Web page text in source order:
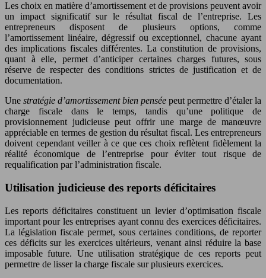
Les choix en matière d’amortissement et de provisions peuvent avoir
un impact significatif sur le résultat fiscal de l’entreprise. Les
entrepreneurs disposent de plusieurs options, comme
l’amortissement linéaire, dégressif ou exceptionnel, chacune ayant
des implications fiscales différentes. La constitution de provisions,
quant à elle, permet d’anticiper certaines charges futures, sous
réserve de respecter des conditions strictes de justification et de
documentation.
Une stratégie d’amortissement bien pensée peut permettre d’étaler la
charge fiscale dans le temps, tandis qu’une politique de
provisionnement judicieuse peut offrir une marge de manœuvre
appréciable en termes de gestion du résultat fiscal. Les entrepreneurs
doivent cependant veiller à ce que ces choix reflètent fidèlement la
réalité économique de l’entreprise pour éviter tout risque de
requalification par l’administration fiscale.
Utilisation judicieuse des reports déficitaires
Les reports déficitaires constituent un levier d’optimisation fiscale
important pour les entreprises ayant connu des exercices déficitaires.
La législation fiscale permet, sous certaines conditions, de reporter
ces déficits sur les exercices ultérieurs, venant ainsi réduire la base
imposable future. Une utilisation stratégique de ces reports peut
permettre de lisser la charge fiscale sur plusieurs exercices.